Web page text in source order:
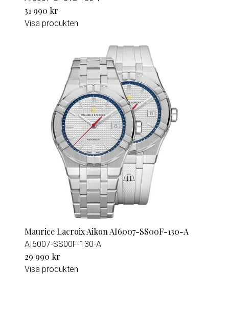
31 990 kr
Visa produkten
Maurice Lacroix Aikon AI6007-SS00F-130-A
AI6007-SS00F-130-A
29 990 kr
Visa produkten